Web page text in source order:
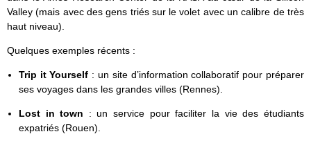
Valley (mais avec des gens triés sur le volet avec un calibre de très
haut niveau).
Quelques exemples récents :
Trip it Yourself : un site d’information collaboratif pour préparer
ses voyages dans les grandes villes (Rennes).
Lost in town : un service pour faciliter la vie des étudiants
expatriés (Rouen).